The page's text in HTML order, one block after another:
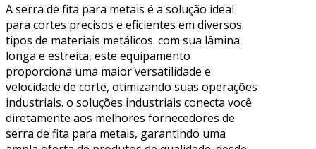
A serra de fita para metais é a solução ideal
para cortes precisos e eficientes em diversos
tipos de materiais metálicos. com sua lâmina
longa e estreita, este equipamento
proporciona uma maior versatilidade e
velocidade de corte, otimizando suas operações
industriais. o soluções industriais conecta você
diretamente aos melhores fornecedores de
serra de fita para metais, garantindo uma